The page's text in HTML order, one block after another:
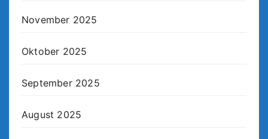
November 2025
Oktober 2025
September 2025
August 2025